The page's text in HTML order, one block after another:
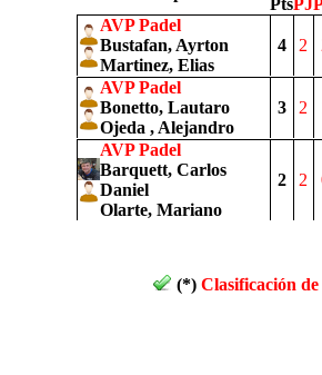
PtsPJ
AVP Padel
Bustafan, Ayrton
Martinez, Elias
4 2
AVP Padel
Bonetto, Lautaro
Ojeda , Alejandro
3 2
AVP Padel
Barquett, Carlos
Daniel
Olarte, Mariano
2 2
(*) Clasificación